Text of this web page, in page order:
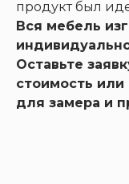
продукт был
Вся мебель
Оставьте
стоимость или
для замера и